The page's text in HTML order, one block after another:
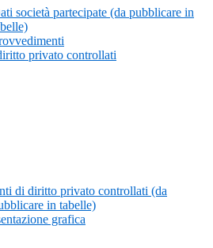
società partecipate (da pubblicare in
privato controllati
di diritto privato controllati (da
in tabelle)
grafica